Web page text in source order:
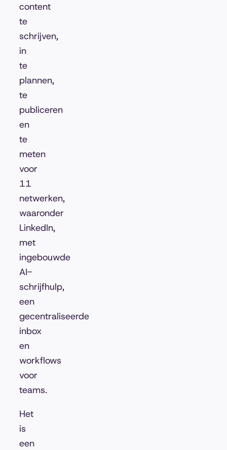
content
te
schrijven,
in
te
plannen,
te
publiceren
en
te
meten
voor
11
netwerken,
waaronder
LinkedIn,
met
ingebouwde
AI-
schrijfhulp,
een
gecentraliseerde
inbox
en
workflows
voor
teams.
Het
is
een